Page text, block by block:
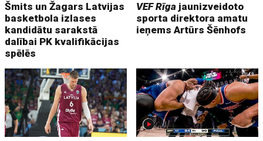
Šmits un Žagars Latvijas
basketbola izlases
kandidātu sarakstā
dalībai PK kvalifikācijas
spēlēs
VEF Rīga jaunizveidoto
sporta direktora amatu
ieņems Artūrs Šēnhofs